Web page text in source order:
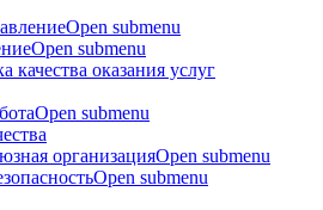
Open submenu
Open submenu
качества оказания услуг
Open submenu
организацияOpen submenu
Open submenu